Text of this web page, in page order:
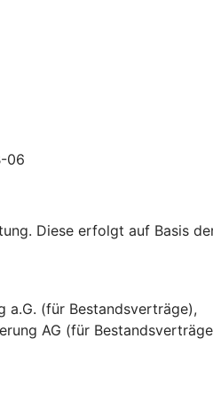
06
Diese erfolgt auf Basis
a.G. (für Bestandsverträge),
AG (für